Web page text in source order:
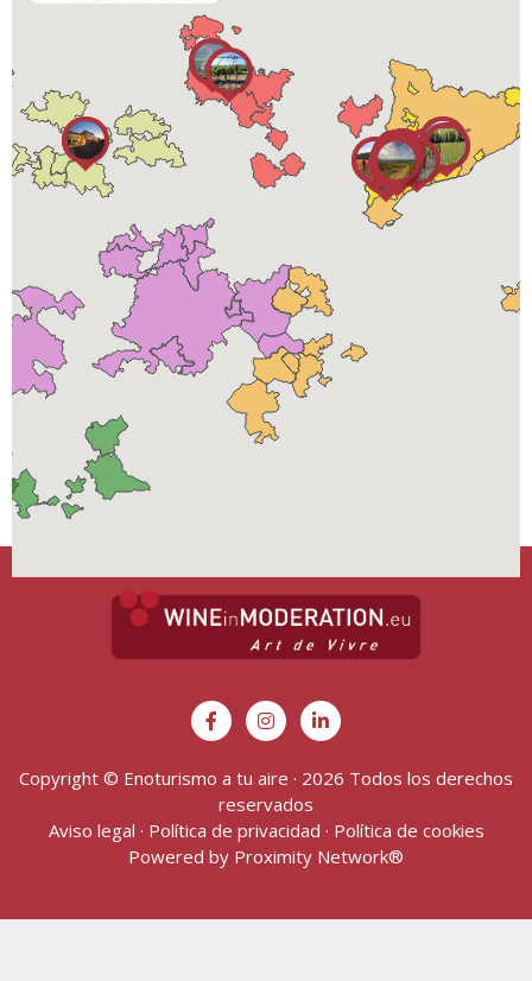
Copyright © Enoturismo a tu aire · 2026 Todos los derechos
reservados
Aviso legal · Política de privacidad · Política de cookies
Powered by Proximity Network®